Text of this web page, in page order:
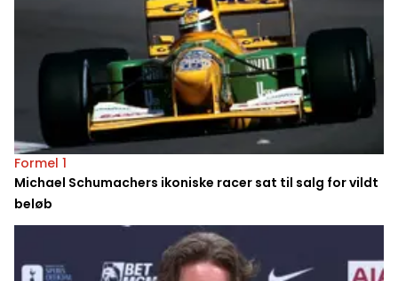
Formel 1
Michael Schumachers ikoniske racer sat til salg for vildt
beløb